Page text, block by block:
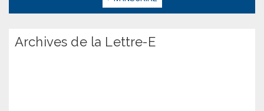
Archives de la Lettre-E